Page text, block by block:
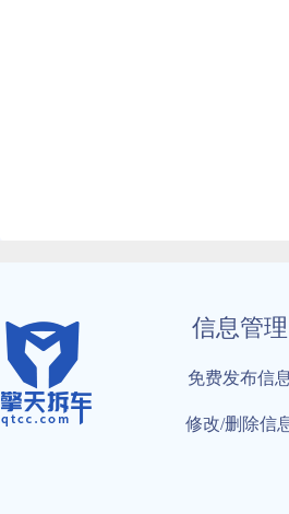
信息管理
免费发布信息
修改/删除信